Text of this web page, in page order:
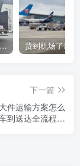
拒绝乱收费！一文看懂中国货代计费套路，教你避开所有隐形坑
下一篇
件运输方案怎么
到送达全流程解